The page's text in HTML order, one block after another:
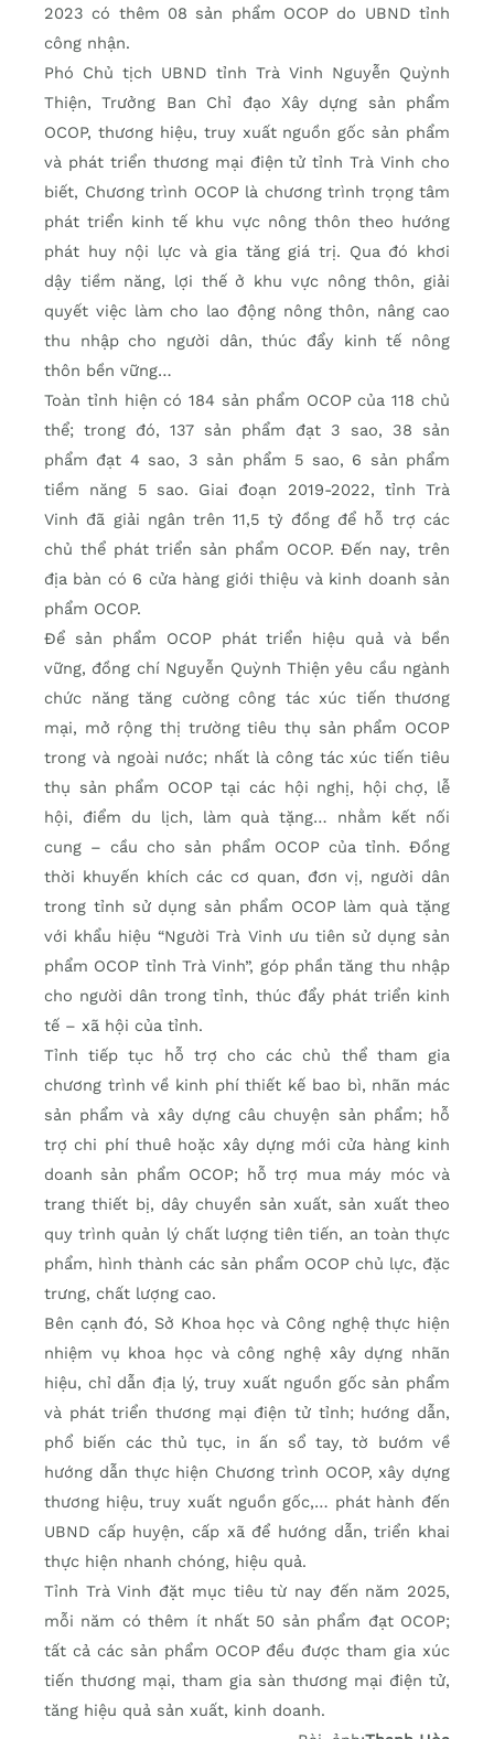
2023 có thêm 08 sản phẩm OCOP do UBND tỉnh
công nhận.
Phó Chủ tịch UBND tỉnh Trà Vinh Nguyễn Quỳnh
Thiện, Trưởng Ban Chỉ đạo Xây dựng sản phẩm
OCOP, thương hiệu, truy xuất nguồn gốc sản phẩm
và phát triển thương mại điện tử tỉnh Trà Vinh cho
biết, Chương trình OCOP là chương trình trọng tâm
phát triển kinh tế khu vực nông thôn theo hướng
phát huy nội lực và gia tăng giá trị. Qua đó khơi
dậy tiềm năng, lợi thế ở khu vực nông thôn, giải
quyết việc làm cho lao động nông thôn, nâng cao
thu nhập cho người dân, thúc đẩy kinh tế nông
thôn bền vững…
Toàn tỉnh hiện có 184 sản phẩm OCOP của 118 chủ
thể; trong đó, 137 sản phẩm đạt 3 sao, 38 sản
phẩm đạt 4 sao, 3 sản phẩm 5 sao, 6 sản phẩm
tiềm năng 5 sao. Giai đoạn 2019-2022, tỉnh Trà
Vinh đã giải ngân trên 11,5 tỷ đồng để hỗ trợ các
chủ thể phát triển sản phẩm OCOP. Đến nay, trên
địa bàn có 6 cửa hàng giới thiệu và kinh doanh sản
phẩm OCOP.
Để sản phẩm OCOP phát triển hiệu quả và bền
vững, đồng chí Nguyễn Quỳnh Thiện yêu cầu ngành
chức năng tăng cường công tác xúc tiến thương
mại, mở rộng thị trường tiêu thụ sản phẩm OCOP
trong và ngoài nước; nhất là công tác xúc tiến tiêu
thụ sản phẩm OCOP tại các hội nghị, hội chợ, lễ
hội, điểm du lịch, làm quà tặng… nhằm kết nối
cung – cầu cho sản phẩm OCOP của tỉnh. Đồng
thời khuyến khích các cơ quan, đơn vị, người dân
trong tỉnh sử dụng sản phẩm OCOP làm quà tặng
với khẩu hiệu “Người Trà Vinh ưu tiên sử dụng sản
phẩm OCOP tỉnh Trà Vinh”, góp phần tăng thu nhập
cho người dân trong tỉnh, thúc đẩy phát triển kinh
tế – xã hội của tỉnh.
Tỉnh tiếp tục hỗ trợ cho các chủ thể tham gia
chương trình về kinh phí thiết kế bao bì, nhãn mác
sản phẩm và xây dựng câu chuyện sản phẩm; hỗ
trợ chi phí thuê hoặc xây dựng mới cửa hàng kinh
doanh sản phẩm OCOP; hỗ trợ mua máy móc và
trang thiết bị, dây chuyền sản xuất, sản xuất theo
quy trình quản lý chất lượng tiên tiến, an toàn thực
phẩm, hình thành các sản phẩm OCOP chủ lực, đặc
trưng, chất lượng cao.
Bên cạnh đó, Sở Khoa học và Công nghệ thực hiện
nhiệm vụ khoa học và công nghệ xây dựng nhãn
hiệu, chỉ dẫn địa lý, truy xuất nguồn gốc sản phẩm
và phát triển thương mại điện tử tỉnh; hướng dẫn,
phổ biến các thủ tục, in ấn sổ tay, tờ bướm về
hướng dẫn thực hiện Chương trình OCOP, xây dựng
thương hiệu, truy xuất nguồn gốc,… phát hành đến
UBND cấp huyện, cấp xã để hướng dẫn, triển khai
thực hiện nhanh chóng, hiệu quả.
Tỉnh Trà Vinh đặt mục tiêu từ nay đến năm 2025,
mỗi năm có thêm ít nhất 50 sản phẩm đạt OCOP;
tất cả các sản phẩm OCOP đều được tham gia xúc
tiến thương mại, tham gia sàn thương mại điện tử,
tăng hiệu quả sản xuất, kinh doanh.